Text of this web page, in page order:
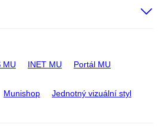
MU INET MU Portál MU
Munishop Jednotný vizuální styl